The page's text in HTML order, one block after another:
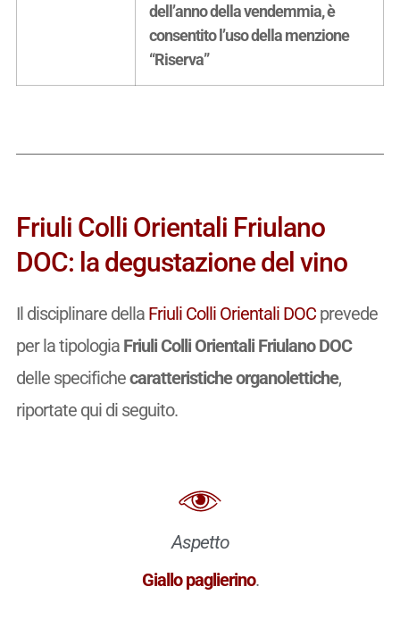
dell’anno della vendemmia, è
consentito l’uso della menzione
“Riserva”
Friuli Colli Orientali Friulano
DOC: la degustazione del vino
Il disciplinare della Friuli Colli Orientali DOCprevede
per la tipologia Friuli Colli Orientali Friulano DOC
delle specifichecaratteristiche organolettiche,
riportate qui di seguito.
Aspetto
Giallo paglierino.